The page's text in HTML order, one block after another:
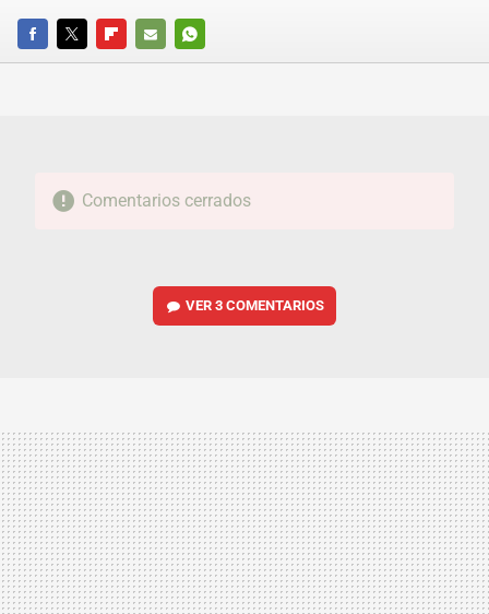
FACEBOOKTWITTERFLIPBOARD
E-
WHATSAPP
Comentarios cerrados
VER3 COMENTARIOS